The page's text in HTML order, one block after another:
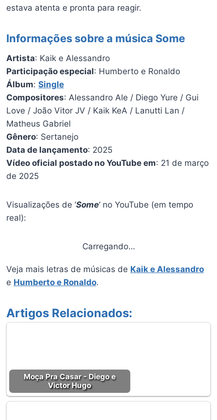
estava atenta e pronta para reagir.
Informações sobre a música Some
Artista: Kaik e Alessandro
Participação especial: Humberto e Ronaldo
Álbum: Single
Compositores: Alessandro Ale / Diego Yure / Gui
Love / João Vitor JV / Kaik KeA / Lanutti Lan /
Matheus Gabriel
Gênero: Sertanejo
Data de lançamento: 2025
Vídeo oficial postado no YouTube em: 21 de março
de 2025
Visualizações de ‘Some‘ no YouTube (em tempo
real):
Carregando…
Veja mais letras de músicas de Kaik e Alessandro
e Humberto e Ronaldo.
Artigos Relacionados:
Moça Pra Casar - Diego e
Victor Hugo